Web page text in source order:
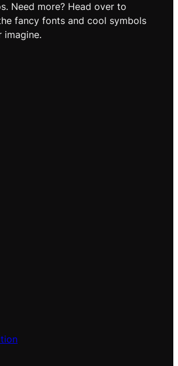
Need more? Head over to
fancy fonts and cool symbols
imagine.